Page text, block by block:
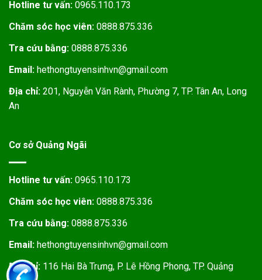
Hotline tư vấn: 0965.110.173
Chăm sóc học viên: 0888.875.336
Tra cứu bằng: 0888.875.336
Email: hethongtuyensinhvn@gmail.com
Địa chỉ: 201, Nguyễn Văn Rành, Phường 7, TP. Tân An, Long
An
Cơ sở Quảng Ngãi
Hotline tư vấn: 0965.110.173
Chăm sóc học viên: 0888.875.336
Tra cứu bằng: 0888.875.336
Email: hethongtuyensinhvn@gmail.com
Địa chỉ: 116 Hai Bà Trưng, P. Lê Hồng Phong, TP. Quảng